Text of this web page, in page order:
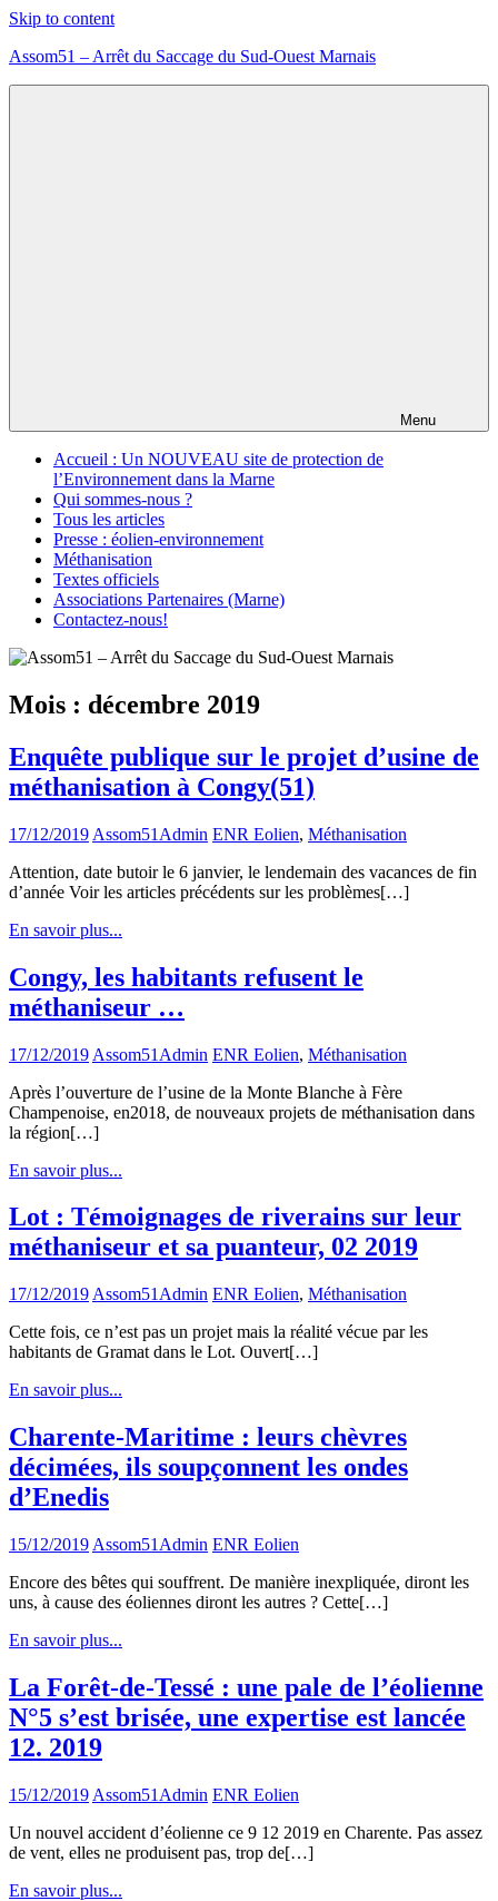
Skip to content
Assom51 – Arrêt du Saccage du Sud-Ouest Marnais
Menu
Accueil : Un NOUVEAU site de protection de
l’Environnement dans la Marne
Qui sommes-nous ?
Tous les articles
Presse : éolien-environnement
Méthanisation
Textes officiels
Associations Partenaires (Marne)
Contactez-nous!
Mois : décembre 2019
Enquête publique sur le projet d’usine de
méthanisation à Congy(51)
17/12/2019 Assom51Admin ENR Eolien, Méthanisation
Attention, date butoir le 6 janvier, le lendemain des vacances de fin
d’année Voir les articles précédents sur les problèmes[…]
En savoir plus...
Congy, les habitants refusent le
méthaniseur …
17/12/2019 Assom51Admin ENR Eolien, Méthanisation
Après l’ouverture de l’usine de la Monte Blanche à Fère
Champenoise, en2018, de nouveaux projets de méthanisation dans
la région[…]
En savoir plus...
Lot : Témoignages de riverains sur leur
méthaniseur et sa puanteur, 02 2019
17/12/2019 Assom51Admin ENR Eolien, Méthanisation
Cette fois, ce n’est pas un projet mais la réalité vécue par les
habitants de Gramat dans le Lot. Ouvert[…]
En savoir plus...
Charente-Maritime : leurs chèvres
décimées, ils soupçonnent les ondes
d’Enedis
15/12/2019 Assom51Admin ENR Eolien
Encore des bêtes qui souffrent. De manière inexpliquée, diront les
uns, à cause des éoliennes diront les autres ? Cette[…]
En savoir plus...
La Forêt-de-Tessé : une pale de l’éolienne
N°5 s’est brisée, une expertise est lancée
12. 2019
15/12/2019 Assom51Admin ENR Eolien
Un nouvel accident d’éolienne ce 9 12 2019 en Charente. Pas assez
de vent, elles ne produisent pas, trop de[…]
En savoir plus...